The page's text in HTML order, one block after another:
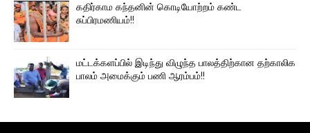
கதிர்காம கந்தனின் கொடியோற்றம் கண்ட
சுப்பிரமணியம்!!
மட்டக்களப்பில் இடிந்து விழுந்த பாலத்திற்கான தற்காலிக
பாலம் அமைக்கும் பணி ஆரம்பம்!!